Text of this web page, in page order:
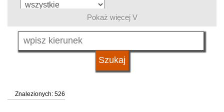
język
status uczelni
Pokaż więcej V
Znalezionych: 526